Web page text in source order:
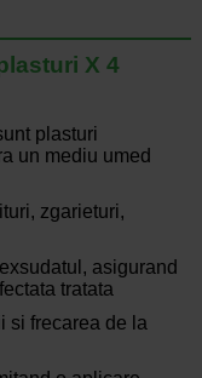
X 4
plasturi
un mediu umed
zgarieturi,
asigurand
tratata
frecarea de la